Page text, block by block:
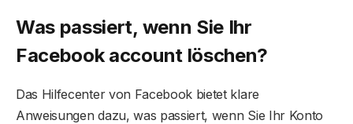
Was passiert, wenn Sie Ihr
Facebook accountlöschen?
Das Hilfecenter von Facebook bietet klare
Anweisungen dazu, was passiert, wenn Sie Ihr Konto